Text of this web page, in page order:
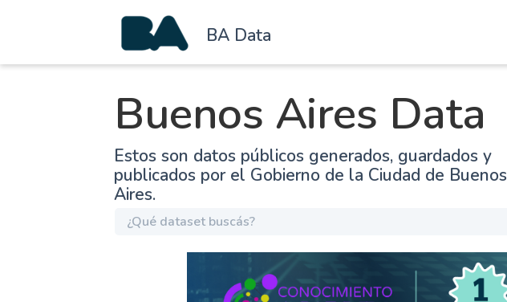
BA Data
Buenos Aires Data
Estos son datos públicos generados, guardados y
publicados por el Gobierno de la Ciudad de Buenos
Aires.